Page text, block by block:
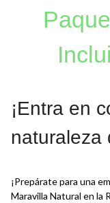
¡Entra en
naturaleza
¡Prepárate para una
Maravilla Natural en la